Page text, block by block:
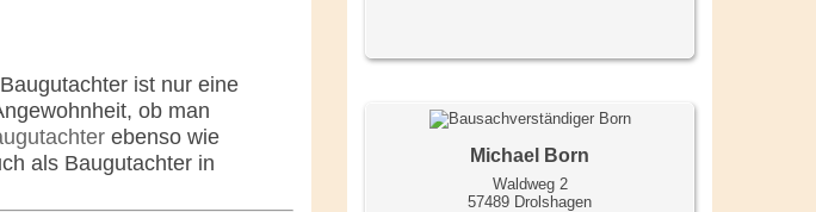
ist nur eine
ob man
ebenso wie
als Baugutachter in
Michael Born
Waldweg 2
57489 Drolshagen